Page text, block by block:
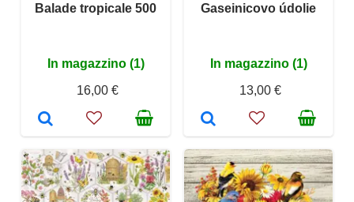
Balade tropicale 500
In magazzino (1)
16,00 €
Gaseinicovo údolie
In magazzino (1)
13,00 €